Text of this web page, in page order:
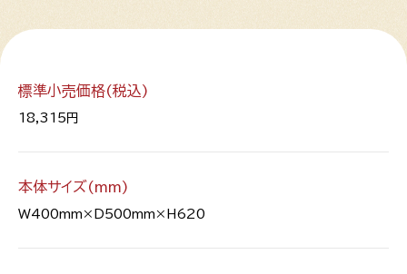
標準小売価格(税込)
18,315円
本体サイズ(mm)
W400mm×D500mm×H620